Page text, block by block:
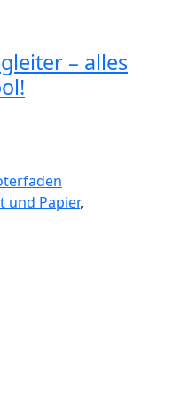
– alles
und Papier,